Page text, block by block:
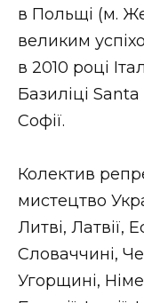
в Польщі (м.
великим
в 2010 році
Базиліці
Софії.
Колектив
мистецтво
Литві, Латвії,
Словаччині,
Угорщині,